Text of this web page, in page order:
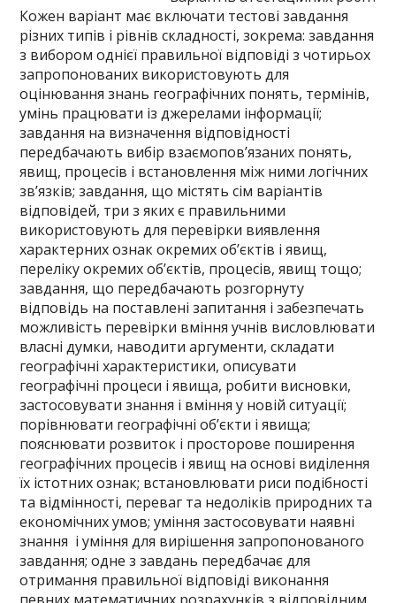
Кожен варіант має включати тестові завдання
різних типів і рівнів складності, зокрема: завдання
з вибором однієї правильної відповіді з чотирьох
запропонованих використовують для
оцінювання знань географічних понять, термінів,
умінь працювати із джерелами інформації;
завдання на визначення відповідності
передбачають вибір взаємопов’язаних понять,
явищ, процесів і встановлення між ними логічних
зв’язків; завдання, що містять сім варіантів
відповідей, три з яких є правильними
використовують для перевірки виявлення
характерних ознак окремих об’єктів і явищ,
переліку окремих об’єктів, процесів, явищ тощо;
завдання, що передбачають розгорнуту
відповідь на поставлені запитання і забезпечать
можливість перевірки вміння учнів висловлювати
власні думки, наводити аргументи, складати
географічні характеристики, описувати
географічні процеси і явища, робити висновки,
застосовувати знання і вміння у новій ситуації;
порівнювати географічні об’єкти і явища;
пояснювати розвиток і просторове поширення
географічних процесів і явищ на основі виділення
їх істотних ознак; встановлювати риси подібності
та відмінності, переваг та недоліків природних та
економічних умов; уміння застосовувати наявні
знання і уміння для вирішення запропонованого
завдання; одне з завдань передбачає для
отримання правильної відповіді виконання